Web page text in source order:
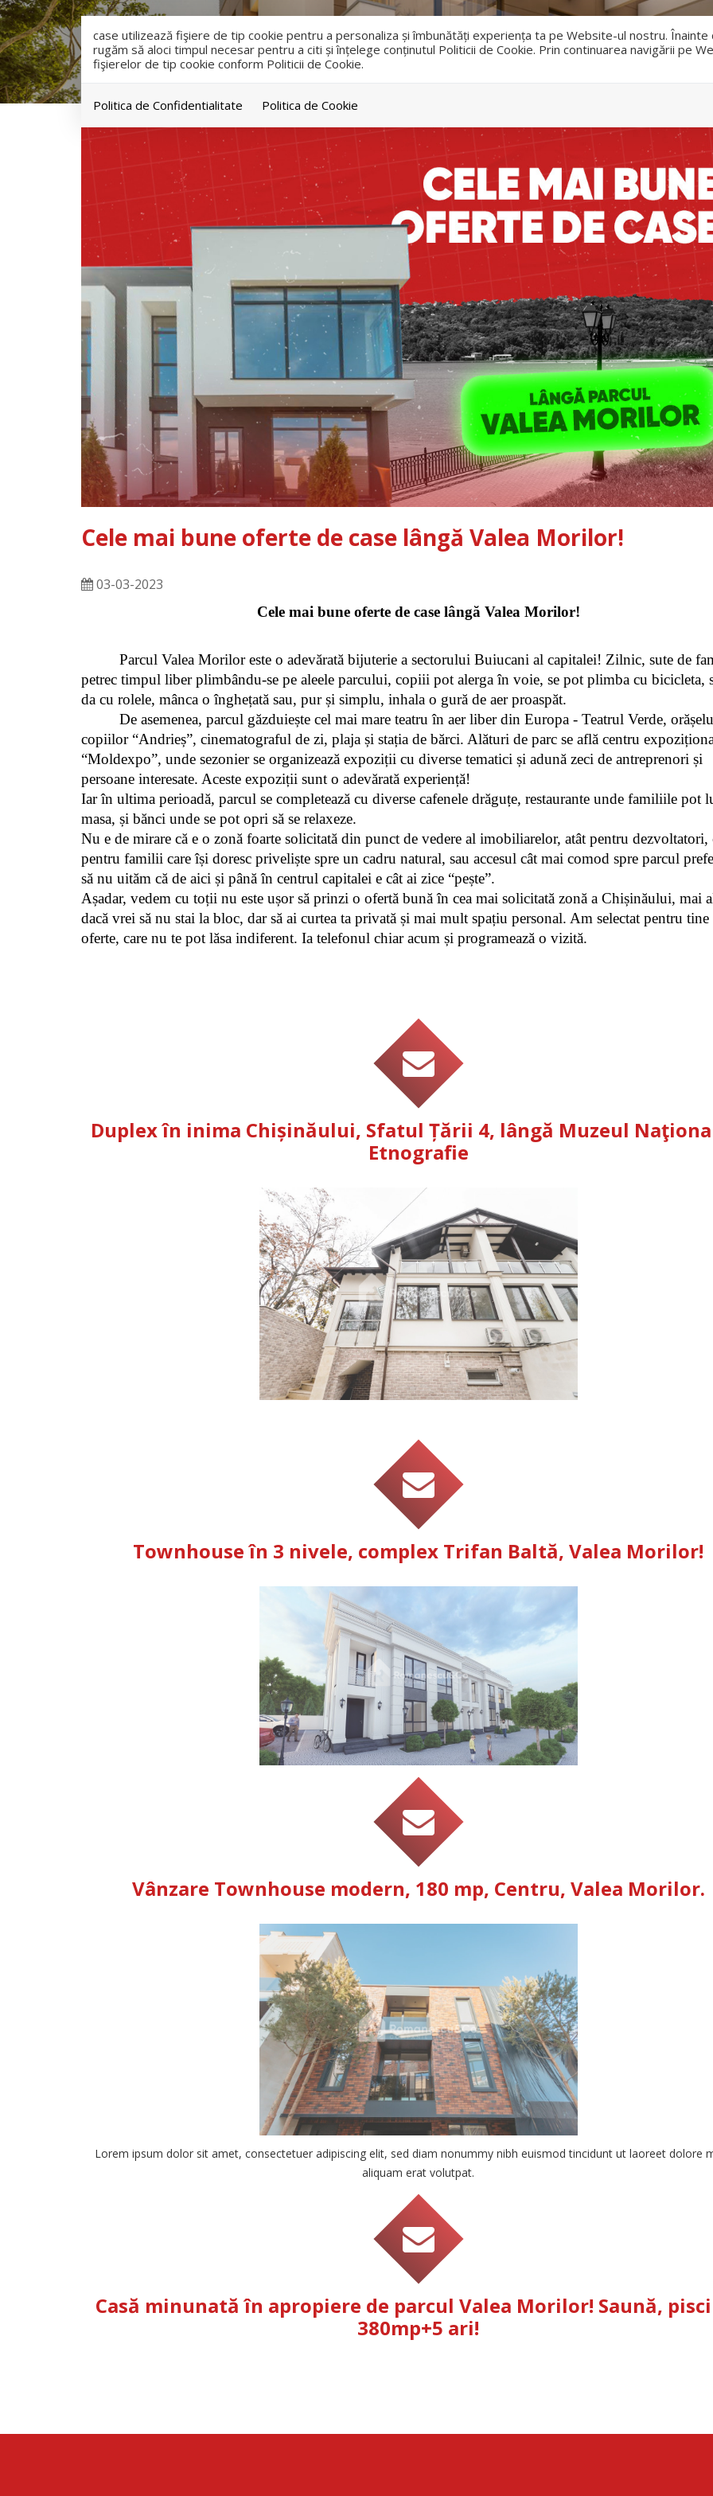
case utilizează fişiere de tip cookie pentru a personaliza și îmbunătăți experiența ta pe Website-ul nostru.
rugăm să aloci timpul necesar pentru a citi și înțelege conținutul Politicii de Cookie. Prin continuarea navigării pe
fişierelor de tip cookie conform Politicii de Cookie.
Politica de Confidentialitate Politica de Cookie
Cele mai bune oferte de case lângă Valea Morilor!
03-03-2023
Cele mai bune oferte de case lângă Valea Morilor!
Parcul Valea Morilor este o adevărată bijuterie a sectorului Buiucani al capitalei! Zilnic, sute de
petrec timpul liber plimbându-se pe aleele parcului, copiii pot alerga în voie, se pot plimba cu bicicleta,
da cu rolele, mânca o înghețată sau, pur și simplu, inhala o gură de aer proaspăt.
De asemenea, parcul găzduiește cel mai mare teatru în aer liber din Europa - Teatrul Verde,
copiilor “Andrieș”, cinematograful de zi, plaja și stația de bărci. Alături de parc se află centru
“Moldexpo”, unde sezonier se organizează expoziții cu diverse tematici și adună zeci de antreprenori și
persoane interesate. Aceste expoziții sunt o adevărată experiență!
Iar în ultima perioadă, parcul se completează cu diverse cafenele drăguțe, restaurante unde familiile pot
masa, și bănci unde se pot opri să se relaxeze.
Nu e de mirare că e o zonă foarte solicitată din punct de vedere al imobiliarelor, atât pentru dezvoltatori,
pentru familii care își doresc priveliște spre un cadru natural, sau accesul cât mai comod spre parcul
să nu uităm că de aici și până în centrul capitalei e cât ai zice “pește”.
Așadar, vedem cu toții nu este ușor să prinzi o ofertă bună în cea mai solicitată zonă a Chișinăului, mai
dacă vrei să nu stai la bloc, dar să ai curtea ta privată și mai mult spațiu personal. Am selectat pentru tine
oferte, care nu te pot lăsa indiferent. Ia telefonul chiar acum și programează o vizită.
Duplex în inima Chișinăului, Sfatul Țării 4, lângă Muzeul
Etnografie
Townhouse în 3 nivele, complex Trifan Baltă, Valea Morilor!
Vânzare Townhouse modern, 180 mp, Centru, Valea Morilor.
Lorem ipsum dolor sit amet, consectetuer adipiscing elit, sed diam nonummy nibh euismod tincidunt ut laoreet dolore
aliquam erat volutpat.
Casă minunată în apropiere de parcul Valea Morilor! Saună,
380mp+5 ari!